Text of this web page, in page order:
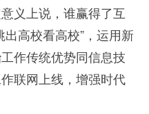
义上说，谁赢得了互
高校看高校”，运用新
作传统优势同信息技
联网上线，增强时代